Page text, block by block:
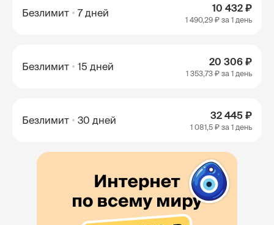
Безлимит 7 дней 10 432 ₽
1 490,29 ₽ за 1 день
Безлимит 15 дней 20 306 ₽
1 353,73 ₽ за 1 день
Безлимит 30 дней 32 445 ₽
1 081,5 ₽ за 1 день